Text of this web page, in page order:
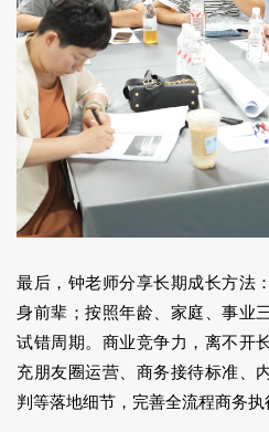
最后，钟老师分享长期成长方法
身前辈；按照年龄、家庭、事业
试错周期。商业竞争力，离不开
充朋友圈运营、商务接待标准、
判等落地细节，完善全流程商务执